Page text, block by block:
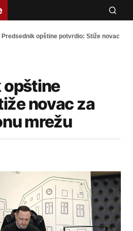
Predsednik opštine potvrdio: Stiže novac
opštine
novac za
mrežu